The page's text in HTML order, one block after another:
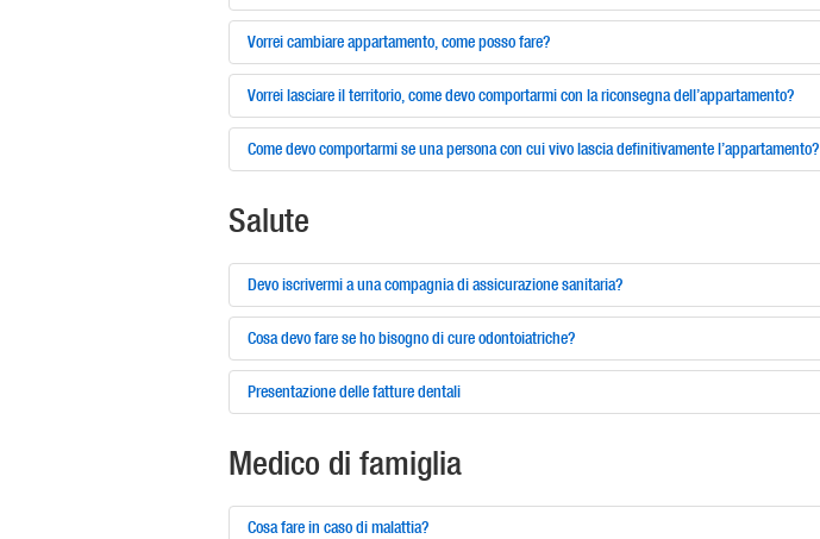
Vorrei cambiare appartamento, come posso fare?
Vorrei lasciare il territorio, come devo comportarmi con la riconsegna dell’appartamento?
Come devo comportarmi se una persona con cui vivo lascia definitivamente l’appartamento?
Salute
Devo iscrivermi a una compagnia di assicurazione sanitaria?
Cosa devo fare se ho bisogno di cure odontoiatriche?
Presentazione delle fatture dentali
Medico di famiglia
Cosa fare in caso di malattia?